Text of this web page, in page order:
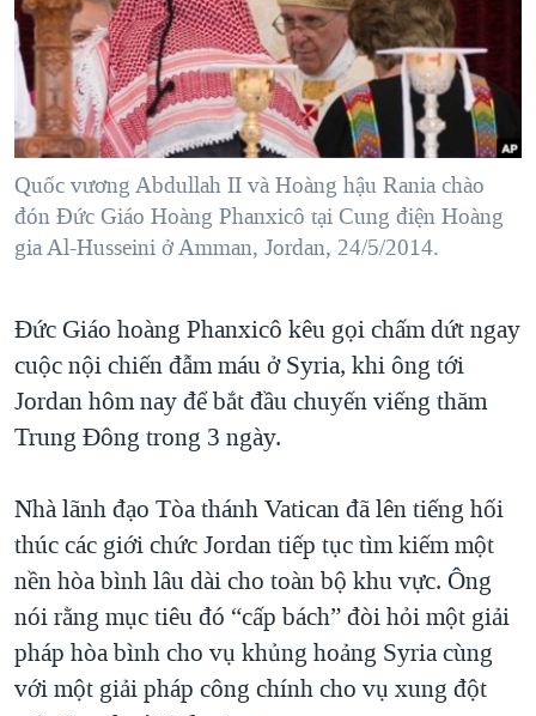
"Tìm"NGƯỜI VIỆT HẢI NGOẠI
ĐỜI SỐNG
KINH TẾ
KHOA HỌC
SỨC KHOẺ
VĂN HOÁ
GIÁO DỤC
TẠI
HÀNH TRÌNH BẦU CỬ 2024
MỘT NĂM CHIẾN TRANH TẠI DẢI GAZA
GIẢI MÃ VÀNH ĐAI & CON ĐƯỜNG
NGÀY TỊ NẠN THẾ GIỚI
TRỊNH VĨNH BÌNH - NGƯỜI HẠ 'BÊN THẮNG CUỘC'
GROUND ZERO – XƯA VÀ NAY
CÁC GIÁ TRỊ CỘNG HÒA Ở VIỆT NAM
THƯỢNG ĐỈNH TRUMP-KIM TẠI VIỆT NAM
TRỊNH VĨNH BÌNH VS. CHÍNH PHỦ VIỆT NAM
BÊN KIA QUỐC LỘ: TIẾNG VỌNG TỪ NÔNG THÔN MỸ
VIDEO
NGHE
MẠNG XÃ HỘI
Ngôn ngữ khác
Quốc vương Abdullah II và Hoàng hậu Rania chào
đón Đức Giáo Hoàng Phanxicô tại Cung điện Hoàng
gia Al-Husseini ở Amman, Jordan, 24/5/2014.
Đức Giáo hoàng Phanxicô kêu gọi chấm dứt ngay
cuộc nội chiến đẫm máu ở Syria, khi ông tới
Jordan hôm nay để bắt đầu chuyến viếng thăm
Trung Đông trong 3 ngày.
Nhà lãnh đạo Tòa thánh Vatican đã lên tiếng hối
thúc các giới chức Jordan tiếp tục tìm kiếm một
nền hòa bình lâu dài cho toàn bộ khu vực. Ông
nói rằng mục tiêu đó “cấp bách” đòi hỏi một giải
pháp hòa bình cho vụ khủng hoảng Syria cùng
với một giải pháp công chính cho vụ xung đột